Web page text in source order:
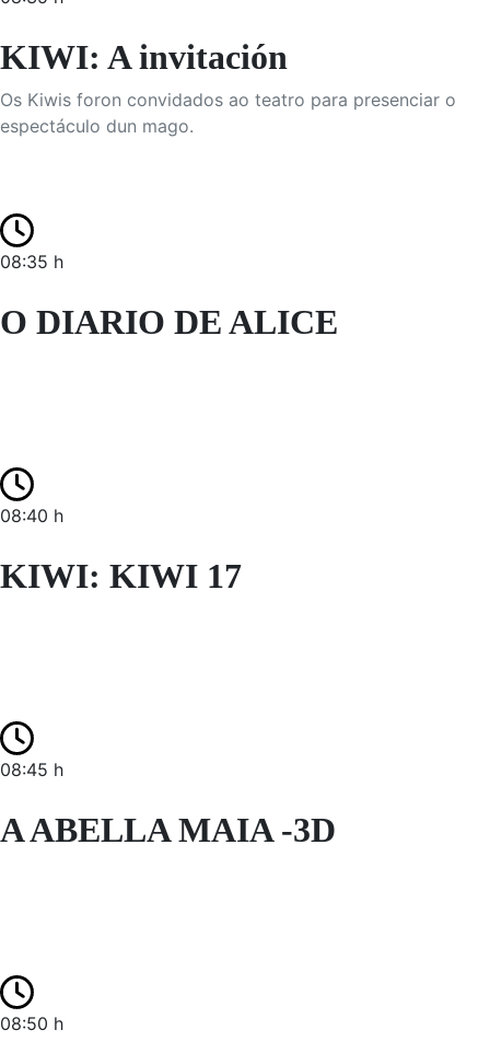
KIWI: A invitación
Os Kiwis foron convidados ao teatro para presenciar o
espectáculo dun mago.
08:35 h
O DIARIO DE ALICE
08:40 h
KIWI: KIWI 17
08:45 h
A ABELLA MAIA -3D
08:50 h